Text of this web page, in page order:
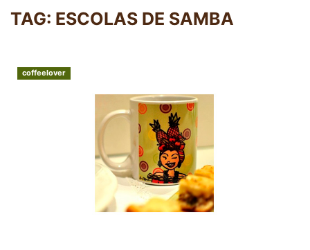
TAG: ESCOLAS DE SAMBA
coffeelover